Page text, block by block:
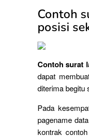
Contoh
posisi
Contoh surat
dapat
diterima begitu
Pada
pagename
kontrak